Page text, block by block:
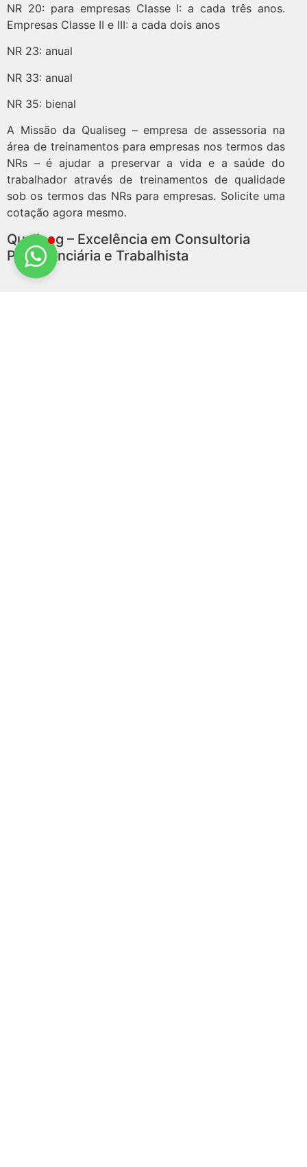
NR 20: para empresas Classe I: a cada três anos.
Empresas Classe II e III: a cada dois anos
NR 23: anual
NR 33: anual
NR 35: bienal
A Missão da Qualiseg – empresa de assessoria na
área de treinamentos para empresas nos termos das
NRs – é ajudar a preservar a vida e a saúde do
trabalhador através de treinamentos de qualidade
sob os termos das NRs para empresas. Solicite uma
cotação agora mesmo.
Qualiseg – Excelência em Consultoria
Previdenciária e Trabalhista